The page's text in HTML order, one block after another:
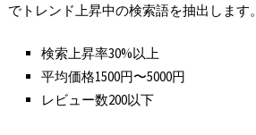
でトレンド上昇中の検索語を抽出します。
検索上昇率30%以上
平均価格1500円〜5000円
レビュー数200以下